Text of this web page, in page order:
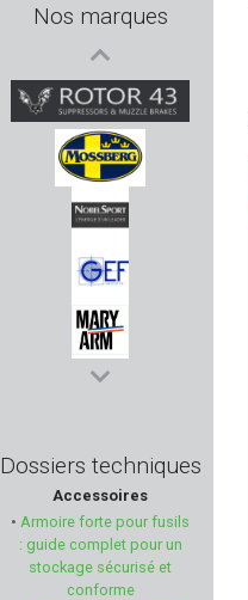
Nos marques
ROME
ROTOR43
MOSSBERG
NOBEL SPORT
GEF
MARY ARM
BILSOM TECHNOLOGY
TRIJICON
Dossiers techniques
Accessoires
• Armoire forte pour fusils
: guide complet pour un
stockage sécurisé et
conforme